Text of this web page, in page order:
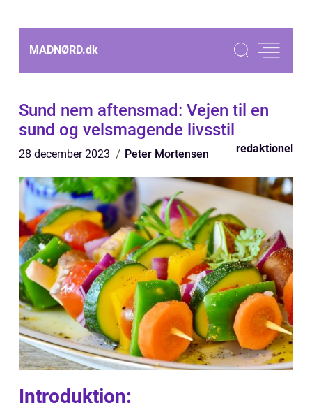
MADNØRD.dk
Sund nem aftensmad: Vejen til en
sund og velsmagende livsstil
28 december 2023 Peter Mortensen redaktionel
Introduktion: